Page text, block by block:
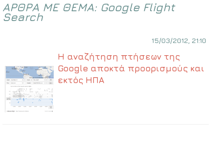
ΑΡΘΡΑ ΜΕ ΘΕΜΑ: Google Flight
Search
15/03/2012, 21:10
Η αναζήτηση πτήσεων της
Google αποκτά προορισμούς και
εκτός ΗΠΑ